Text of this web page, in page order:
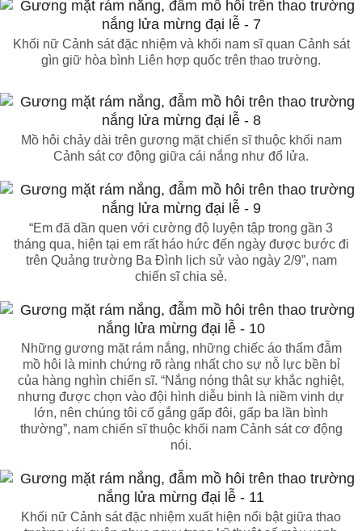
Khối nữ Cảnh sát đặc nhiệm và khối nam sĩ quan Cảnh sát
gìn giữ hòa bình Liên hợp quốc trên thao trường.
Mồ hôi chảy dài trên gương mặt chiến sĩ thuộc khối nam
Cảnh sát cơ động giữa cái nắng như đổ lửa.
“Em đã dần quen với cường độ luyện tập trong gần 3
tháng qua, hiện tại em rất háo hức đến ngày được bước đi
trên Quảng trường Ba Đình lịch sử vào ngày 2/9”, nam
chiến sĩ chia sẻ.
Những gương mặt rám nắng, những chiếc áo thấm đẫm
mồ hôi là minh chứng rõ ràng nhất cho sự nỗ lực bền bỉ
của hàng nghìn chiến sĩ. “Nắng nóng thật sự khắc nghiệt,
nhưng được chọn vào đội hình diễu binh là niềm vinh dự
lớn, nên chúng tôi cố gắng gấp đôi, gấp ba lần bình
thường”, nam chiến sĩ thuộc khối nam Cảnh sát cơ động
nói.
Khối nữ Cảnh sát đặc nhiệm xuất hiện nổi bật giữa thao